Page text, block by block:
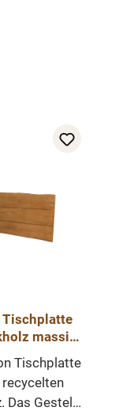
Tischplatte
massiv
- in
Größen
Tischplatte
Das Gestell